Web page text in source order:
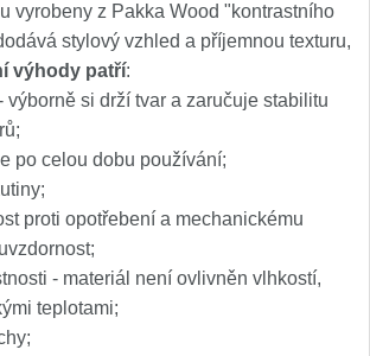
vyrobeny z Pakka Wood "kontrastního
stylový vzhled a příjemnou texturu,
výhody patří:
výborně si drží tvar a zaručuje stabilitu
po celou dobu používání;
proti opotřebení a mechanickému
- materiál není ovlivněn vlhkostí,
teplotami;